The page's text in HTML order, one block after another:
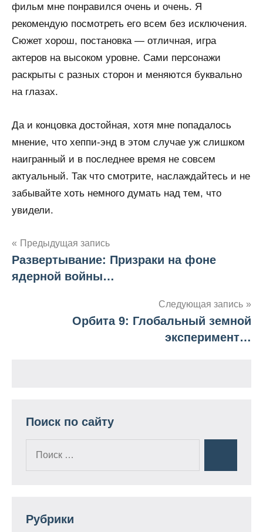
фильм мне понравился очень и очень. Я
рекомендую посмотреть его всем без исключения.
Сюжет хорош, постановка — отличная, игра
актеров на высоком уровне. Сами персонажи
раскрыты с разных сторон и меняются буквально
на глазах.
Да и концовка достойная, хотя мне попадалось
мнение, что хеппи-энд в этом случае уж слишком
наигранный и в последнее время не совсем
актуальный. Так что смотрите, наслаждайтесь и не
забывайте хоть немного думать над тем, что
увидели.
Навигация
по
Предыдущая запись
Развертывание: Призраки на фоне
ядерной войны…
Следующая запись
Орбита 9: Глобальный земной
эксперимент…
Поиск по сайту
Рубрики